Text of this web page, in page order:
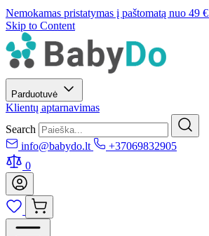
Nemokamas pristatymas į paštomatą nuo 49 €
Skip to Content
Parduotuvė
Klientų aptarnavimas
Search
info@babydo.lt
+37069832905
0